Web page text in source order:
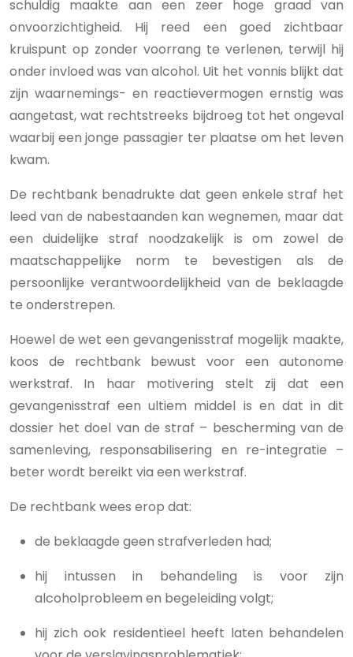
schuldig maakte aan een zeer hoge graad van
onvoorzichtigheid. Hij reed een goed zichtbaar
kruispunt op zonder voorrang te verlenen, terwijl hij
onder invloed was van alcohol. Uit het vonnis blijkt dat
zijn waarnemings- en reactievermogen ernstig was
aangetast, wat rechtstreeks bijdroeg tot het ongeval
waarbij een jonge passagier ter plaatse om het leven
kwam.
De rechtbank benadrukte dat geen enkele straf het
leed van de nabestaanden kan wegnemen, maar dat
een duidelijke straf noodzakelijk is om zowel de
maatschappelijke norm te bevestigen als de
persoonlijke verantwoordelijkheid van de beklaagde
te onderstrepen.
Hoewel de wet een gevangenisstraf mogelijk maakte,
koos de rechtbank bewust voor een autonome
werkstraf. In haar motivering stelt zij dat een
gevangenisstraf een ultiem middel is en dat in dit
dossier het doel van de straf – bescherming van de
samenleving, responsabilisering en re-integratie –
beter wordt bereikt via een werkstraf.
De rechtbank wees erop dat:
de beklaagde geen strafverleden had;
hij intussen in behandeling is voor zijn
alcoholprobleem en begeleiding volgt;
hij zich ook residentieel heeft laten behandelen